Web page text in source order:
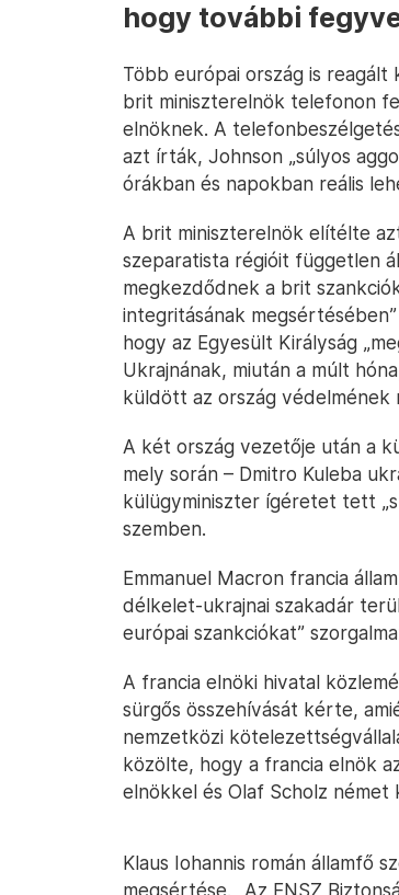
hogy további
Több európai ország is
brit miniszterelnök telefonon
elnöknek. A
azt írták, Johnson „súlyos
órákban és napokban reális
A brit miniszterelnök elítélte
szeparatista régióit független
megkezdődnek a brit
integritásának
hogy az Egyesült Királyság
Ukrajnának, miután a múlt
küldött az ország védelmének
A két ország vezetője után a
mely során – Dmitro Kuleba
külügyminiszter ígéretet tett
szemben.
Emmanuel Macron francia
délkelet-ukrajnai szakadár
európai szankciókat”
A francia elnöki hivatal
sürgős összehívását kérte,
nemzetközi
közölte, hogy a francia elnök
elnökkel és Olaf Scholz német
Klaus Iohannis román államfő
megsértése. „Az ENSZ